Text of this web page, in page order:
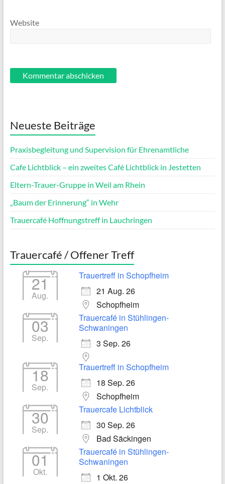
Website
Neueste Beiträge
Praxisbegleitung und Supervision für Ehrenamtliche
Cafe Lichtblick – ein zweites Café Lichtblick in Jestetten
Eltern-Trauer-Gruppe in Weil am Rhein
„Baum der Erinnerung“ in Wehr
Trauercafé Hoffnungstreff in Lauchringen
Trauercafé / Offener Treff
21
Aug.
Trauertreff in Schopfheim
21 Aug. 26
Schopfheim
03
Sep.
Trauercafé in Stühlingen-
Schwaningen
3 Sep. 26
18
Sep.
Trauertreff in Schopfheim
18 Sep. 26
Schopfheim
30
Sep.
Trauercafe Lichtblick
30 Sep. 26
Bad Säckingen
01
Okt.
Trauercafé in Stühlingen-
Schwaningen
1 Okt. 26